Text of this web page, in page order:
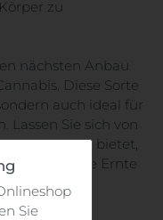
zu
nächsten Anbau
Diese Sorte
auch ideal für
Lassen Sie sich von
Future #1 bietet,
ertragreiche Ernte
Sie